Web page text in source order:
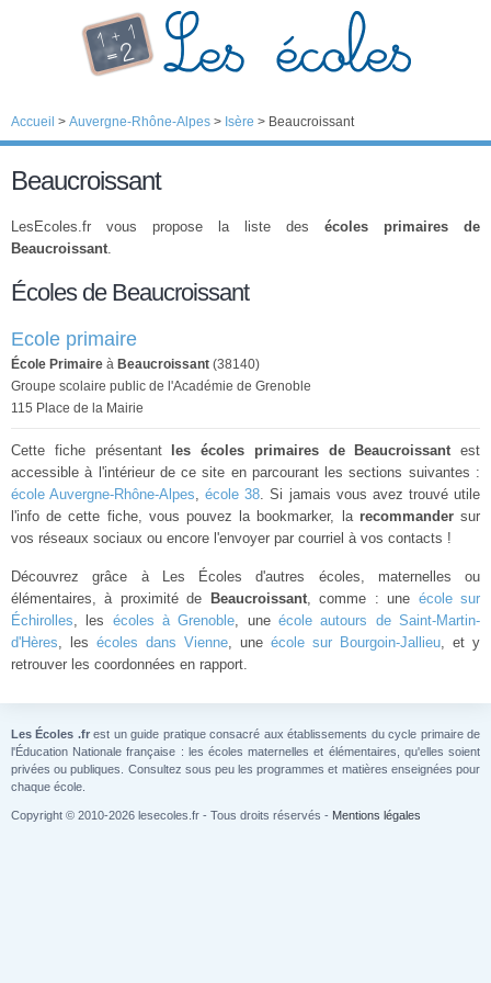
Accueil > Auvergne-Rhône-Alpes > Isère > Beaucroissant
Beaucroissant
LesEcoles.fr vous propose la liste des écoles primaires de
Beaucroissant.
Écoles de Beaucroissant
Ecole primaire
École Primaire à Beaucroissant (38140)
Groupe scolaire public de l'Académie de Grenoble
115 Place de la Mairie
Cette fiche présentant les écoles primaires de Beaucroissantest
accessible à l'intérieur de ce site en parcourant les sections suivantes :
école Auvergne-Rhône-Alpes,école 38. Si jamais vous avez trouvé utile
l'info de cette fiche, vous pouvez la bookmarker, la recommandersur
vos réseaux sociaux ou encore l'envoyer par courriel à vos contacts !
Découvrez grâce à Les Écoles d'autres écoles, maternelles ou
élémentaires, à proximité de
Beaucroissant, comme : une école sur
Échirolles, les écoles à Grenoble, uneécole autours de Saint-Martin-
d'Hères, les écoles dans Vienne, une école sur Bourgoin-Jallieu, et y
retrouver les coordonnées en rapport.
Les Écoles .frest un guide pratique consacré aux établissements du cycle primaire de
l'Éducation Nationale française : les écoles maternelles et élémentaires, qu'elles soient
privées ou publiques. Consultez sous peu les programmes et matières enseignées pour
chaque école.
Copyright © 2010-2026 lesecoles.fr - Tous droits réservés - Mentions légales